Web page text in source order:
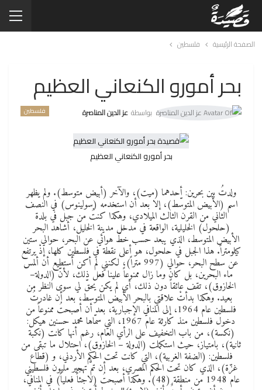
الصفحة الرئيسية فلسطين
بحر أمورو الكنعاني العظيم
فلسطين بواسطة عز الدين المناصرة
بحر أمورو الكنعاني العظيم
ولدتُ بين بحرين: أحدهما (ميت)، والآخر (أبيض متوسط). ولم يظهر
اسم (الأبيض المتوسّط)، إلا بعد أن استخدمه (سولينوس) في النصف
الثاني من القرن الثالث الميلادي، وهكذا كنتُ من جبل في بلدة
(حلحول) الخليلية، الواقعة في مدخل مدينة الخليل، أشاهد البحر
الأبيض المتوسط، الذي يبعد حسب خطّ هوائي عن البحر، حوالي ستين
كيلومتراً. هذا الجبل في حلحول، هو أعلى نقطة في فلسطين كلها، إذْ يرتفع
عن سطح البحر، حوالي (997 متراً)، لكنني لم أكن أستطيع أن ألمس
ماء البحرين، بل كان وما زال ممنوعاً علينا فعل ذلك، لأنّ (الدولة–
الخازوق)، تقف عائقاً دون ذلك، أي لم يكن يحقّ لي سوى النظر من
بعيد. وهكذا بدأتْ علاقتي بالبحر الأبيض المتوسط، بعد أن غادرتُ
فلسطين عام 1964، إلى المنافي الإجبارية، بعد أن أصبحتُ ممنوعاً من
دخول فلسطين منذ كارثة عام 1967، التي سمّاها محمد حسنين هيكل:
(نكسة)، من باب التخفيف على الرأي العام، رغم أنها كانت (نكبة
ثانية)، بامتياز، حيث استكملت (الدولة – الخازوق)، احتلال ما تبقى من
فلسطين: (الضفة الغربية)، التي كانت تحت الحكم الأردني، و (قطاع
غزّة)، الذي كان تحت الحكم المصري، بعد أن تمَّ تهجير مليون فلسطيني
عام 1948 من منطقة (48). وهكذا أصبحتُ (لاجئاً فعلياً) في المنافي،